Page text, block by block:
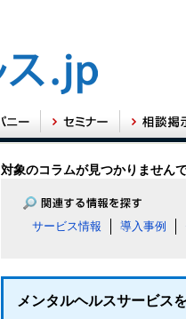
対象のコラムが見つかりません
サービス情報 導入事例
メンタルヘルスサービス